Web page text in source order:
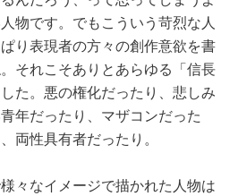
物です。でもこういう苛烈な人
り表現者の方々の創作意欲を書
それこそありとあらゆる「信長
た。悪の権化だったり、悲しみ
年だったり、マザコンだった
両性具有者だったり。
々なイメージで描かれた人物は